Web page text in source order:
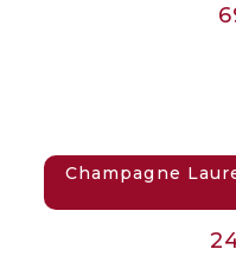
Champagne